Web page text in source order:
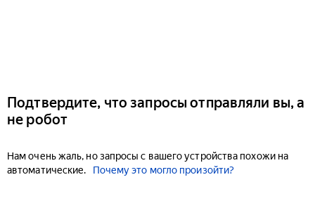
Подтвердите, что запросы отправляли вы, а
не робот
Нам очень жаль, но запросы с вашего устройства похожи на
автоматические.
Почему это могло произойти?